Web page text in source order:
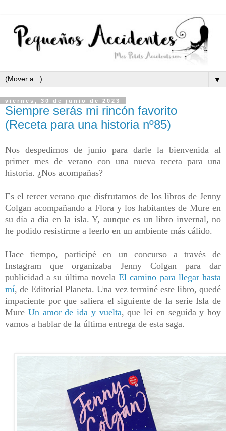
▼
viernes, 30 de junio de 2023
Siempre serás mi rincón favorito
(Receta para una historia nº85)
Nos despedimos de junio para darle la bienvenida al
primer mes de verano con una nueva receta para una
historia. ¿Nos acompañas?
Es el tercer verano que disfrutamos de los libros de Jenny
Colgan acompañando a Flora y los habitantes de Mure en
su día a día en la isla. Y, aunque es un libro invernal, no
he podido resistirme a leerlo en un ambiente más cálido.
Hace tiempo, participé en un concurso a través de
Instagram que organizaba Jenny Colgan para dar
publicidad a su última novelaEl camino para llegar hasta
mí, de Editorial Planeta. Una vez terminé este libro, quedé
impaciente por que saliera el siguiente de la serie Isla de
Mure Un amor de ida y vuelta, que leí en seguida y hoy
vamos a hablar de la última entrega de esta saga.